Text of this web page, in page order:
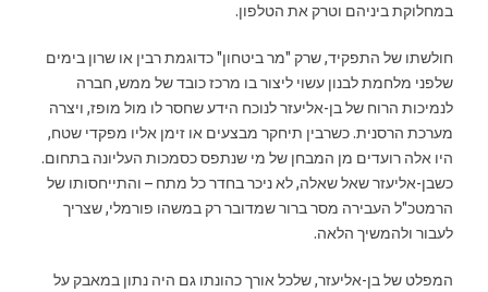
במחלוקת ביניהם וטרק את הטלפון.
חולשתו של התפקיד, שרק "מר ביטחון" כדוגמת רבין או שרון בימים
שלפני מלחמת לבנון עשוי ליצור בו מרכז כובד של ממש, חברה
לנמיכות הרוח של בן-אליעזר לנוכח הידע שחסר לו מול מופז, ויצרה
מערכת הרסנית. כשרבין תיחקר מבצעים או זימן אליו מפקדי שטח,
היו אלה רועדים מן המבחן של מי שנתפס כסמכות העליונה בתחום.
כשבן-אליעזר שאל שאלה, לא ניכר בחדר כל מתח – והתייחסותו של
הרמטכ"ל העבירה מסר ברור שמדובר רק במשהו פורמלי, שצריך
לעבור ולהמשיך הלאה.
המפלט של בן-אליעזר, שלכל אורך כהונתו גם היה נתון במאבק על